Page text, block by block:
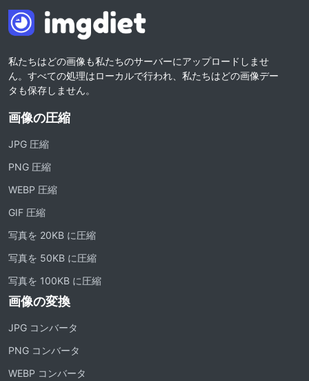
私たちはどの画像も私たちのサーバーにアップロードしませ
ん。すべての処理はローカルで行われ、私たちはどの画像デー
タも保存しません。
画像の圧縮
JPG 圧縮
PNG 圧縮
WEBP 圧縮
GIF 圧縮
写真を 20KB に圧縮
写真を 50KB に圧縮
写真を 100KB に圧縮
画像の変換
JPG コンバータ
PNG コンバータ
WEBP コンバータ